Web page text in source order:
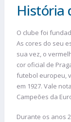
História
O clube foi
As cores do seu
sua vez, o
cor oficial de
futebol europeu,
em 1927. Vale
Campeões da
Durante os anos